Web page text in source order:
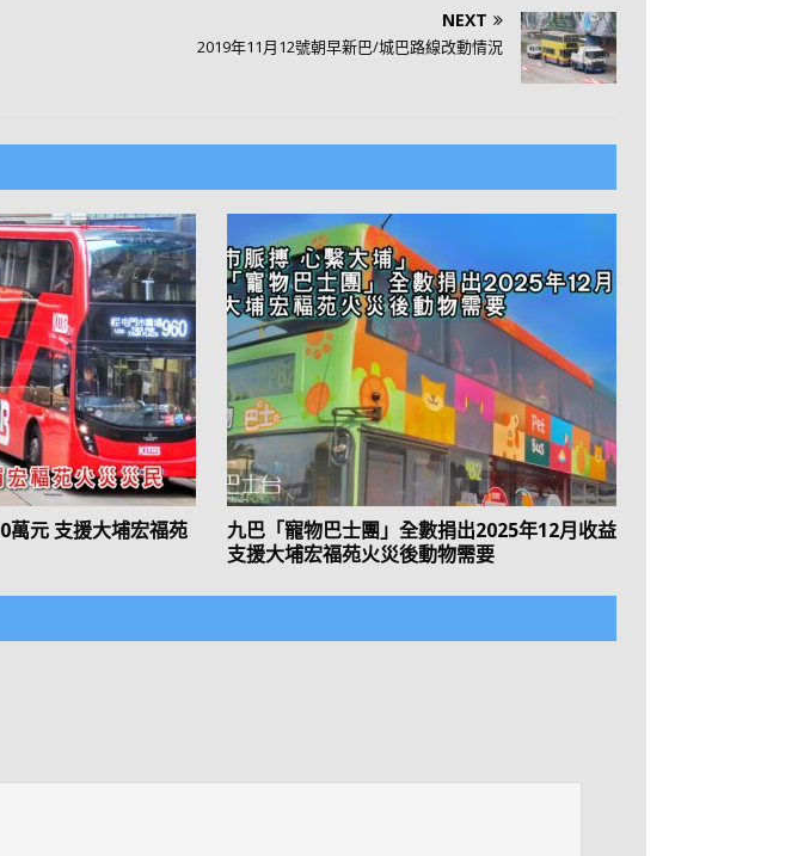
NEXT
2019年11月12號朝早新巴/城巴路線改動情況
萬元 支援大埔宏福苑
九巴「寵物巴士團」全數捐出2025年12月收益
支援大埔宏福苑火災後動物需要